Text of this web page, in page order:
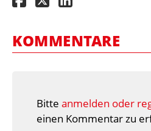
KOMMENTARE
Bitte anmelden oder
einen Kommentar zu